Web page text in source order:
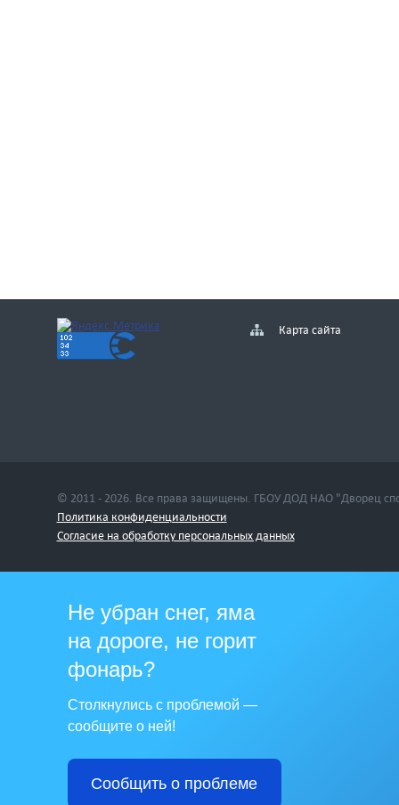
Карта сайта
© 2011 - 2026. Все права защищены. ГБОУ ДОД НАО "Дворец
Политика конфиденциальности
Cогласие на обработку персональных данных
Не убран снег, яма
на дороге, не горит
фонарь?
Столкнулись с проблемой —
сообщите о ней!
Сообщить о проблеме